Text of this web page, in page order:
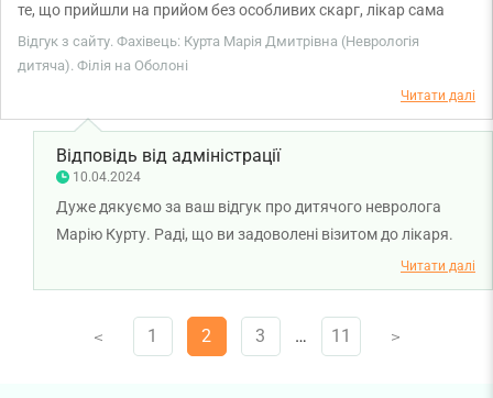
те, що прийшли на прийом без особливих скарг, лікар сама
звернула увагу на потребу дитини в дообстеженні. Завдяки її
інформації все було зроблено швидко та оперативно, а наразі
ми почали ВЧАСНИЙ шлях до допомоги нашій дитині, велике
Дякую❤️
Відгук з сайту. Фахівець: Курта Марія Дмитрівна (Неврологія
дитяча). Філія на Оболоні
Читати далі
Відповідь від адміністрації
10.04.2024
Дуже дякуємо за ваш відгук про дитячого невролога
Марію Курту. Раді, що ви задоволені візитом до лікаря.
Читати далі
V 1 2 3 … 11 V